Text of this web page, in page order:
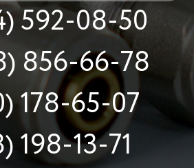
592-08-50
856-66-78
178-65-07
198-13-71